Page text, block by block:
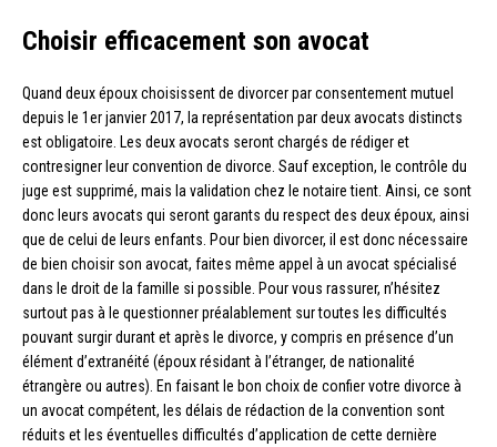
Choisir efficacement son avocat
Quand deux époux choisissent de divorcer par consentement mutuel
depuis le 1er janvier 2017, la représentation par deux avocats distincts
est obligatoire. Les deux avocats seront chargés de rédiger et
contresigner leur convention de divorce. Sauf exception, le contrôle du
juge est supprimé, mais la validation chez le notaire tient. Ainsi, ce sont
donc leurs avocats qui seront garants du respect des deux époux, ainsi
que de celui de leurs enfants. Pour bien divorcer, il est donc nécessaire
de bien choisir son avocat, faites même appel à un avocat spécialisé
dans le droit de la famille si possible. Pour vous rassurer, n’hésitez
surtout pas à le questionner préalablement sur toutes les difficultés
pouvant surgir durant et après le divorce, y compris en présence d’un
élément d’extranéité (époux résidant à l’étranger, de nationalité
étrangère ou autres). En faisant le bon choix de confier votre divorce à
un avocat compétent, les délais de rédaction de la convention sont
réduits et les éventuelles difficultés d’application de cette dernière